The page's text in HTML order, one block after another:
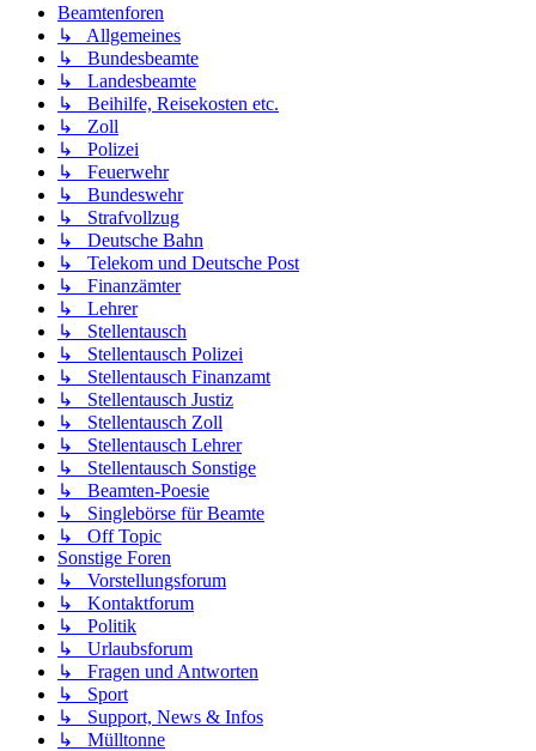
Beamtenforen
↳ Allgemeines
↳ Bundesbeamte
↳ Landesbeamte
↳ Beihilfe, Reisekosten etc.
↳ Zoll
↳ Polizei
↳ Feuerwehr
↳ Bundeswehr
↳ Strafvollzug
↳ Deutsche Bahn
↳ Telekom und Deutsche Post
↳ Finanzämter
↳ Lehrer
↳ Stellentausch
↳ Stellentausch Polizei
↳ Stellentausch Finanzamt
↳ Stellentausch Justiz
↳ Stellentausch Zoll
↳ Stellentausch Lehrer
↳ Stellentausch Sonstige
↳ Beamten-Poesie
↳ Singlebörse für Beamte
↳ Off Topic
Sonstige Foren
↳ Vorstellungsforum
↳ Kontaktforum
↳ Politik
↳ Urlaubsforum
↳ Fragen und Antworten
↳ Sport
↳ Support, News & Infos
↳ Mülltonne